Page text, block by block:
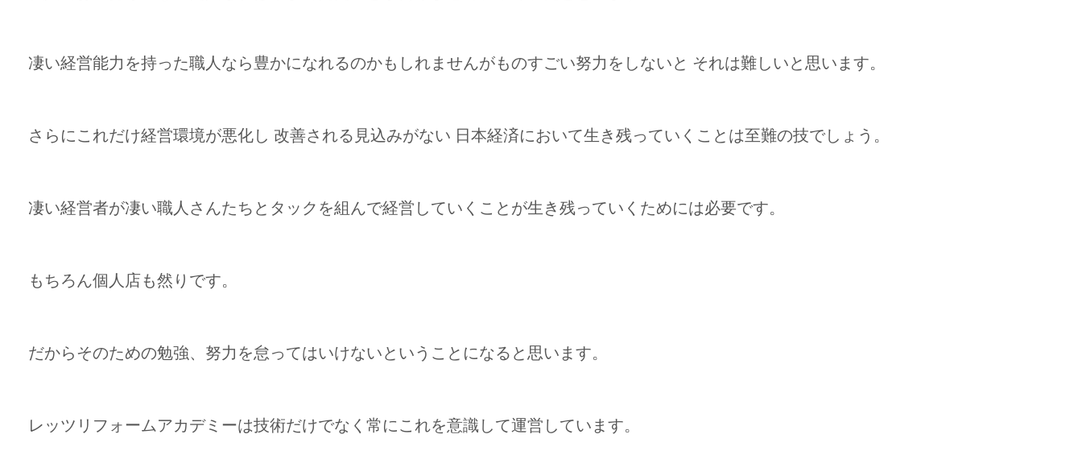
凄い経営能力を持った職人なら豊かになれるのかもしれませんがものすごい努力をしないと それは難しいと思います。
さらにこれだけ経営環境が悪化し 改善される見込みがない 日本経済において生き残っていくことは至難の技でしょう。
凄い経営者が凄い職人さんたちとタックを組んで経営していくことが生き残っていくためには必要です。
もちろん個人店も然りです。
だからそのための勉強、努力を怠ってはいけないということになると思います。
レッツリフォームアカデミーは技術だけでなく常にこれを意識して運営しています。